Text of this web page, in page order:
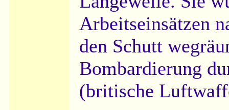
Arbeitseinsätzen
den Schutt
Bombardierung
(britische